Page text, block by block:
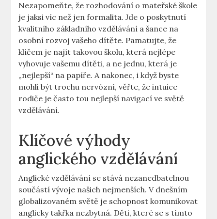
Nezapomeňte, že rozhodování o mateřské škole
je jaksi víc než jen formalita. Jde o poskytnutí
kvalitního základního vzdělávání a šance na
osobní rozvoj vašeho dítěte. Pamatujte, že
klíčem je najít takovou školu, která nejlépe
vyhovuje vašemu dítěti, a ne jednu, která je
„nejlepší“ na papíře. A nakonec, i když byste
mohli být trochu nervózní, věřte, že intuice
rodiče je často tou nejlepší navigací ve světě
vzdělávání.
Klíčové výhody
anglického vzdělávání
Anglické vzdělávání se stává nezanedbatelnou
součástí vývoje našich nejmenších. V dnešním
globalizovaném světě je schopnost komunikovat
anglicky takřka nezbytná. Děti, které se s tímto